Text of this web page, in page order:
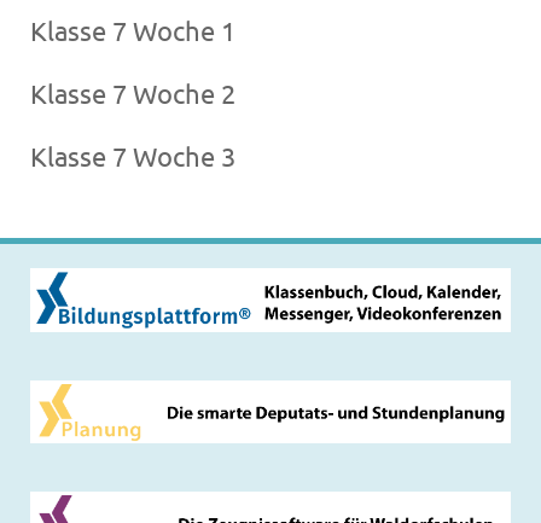
Klasse 7 Woche 1
Klasse 7 Woche 2
Klasse 7 Woche 3